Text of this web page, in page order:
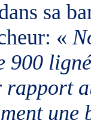
sa
«
900